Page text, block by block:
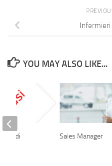
Infermieri
YOU MAY ALSO LIKE...
Sales Manager
di